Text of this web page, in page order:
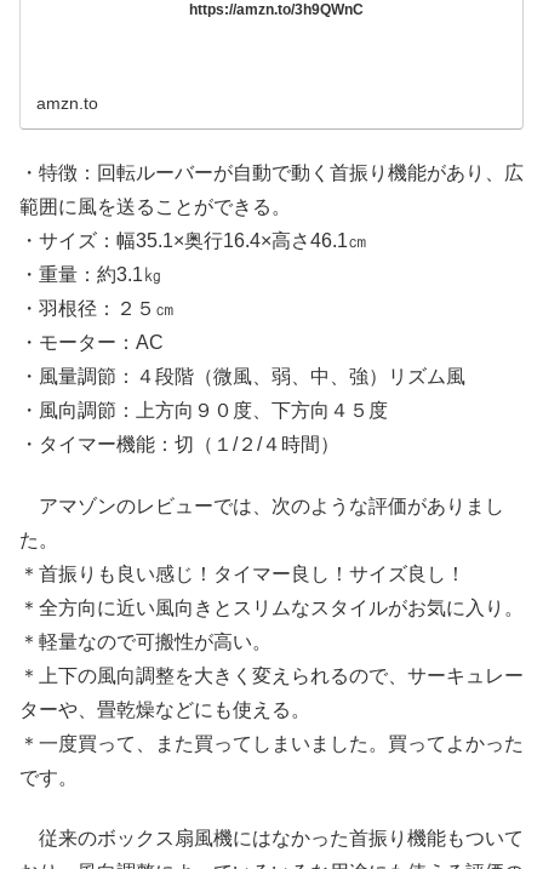
https://amzn.to/3h9QWnC
amzn.to
・特徴：回転ルーバーが自動で動く首振り機能があり、広
範囲に風を送ることができる。
・サイズ：幅35.1×奥行16.4×高さ46.1㎝
・重量：約3.1㎏
・羽根径：２５㎝
・モーター：AC
・風量調節：４段階（微風、弱、中、強）リズム風
・風向調節：上方向９０度、下方向４５度
・タイマー機能：切（１/２/４時間）
アマゾンのレビューでは、次のような評価がありまし
た。
＊首振りも良い感じ！タイマー良し！サイズ良し！
＊全方向に近い風向きとスリムなスタイルがお気に入り。
＊軽量なので可搬性が高い。
＊上下の風向調整を大きく変えられるので、サーキュレー
ターや、畳乾燥などにも使える。
＊一度買って、また買ってしまいました。買ってよかった
です。
従来のボックス扇風機にはなかった首振り機能もついて